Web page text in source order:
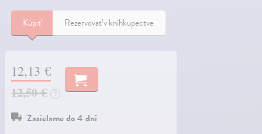
Kúpiť Rezervovať v kníhkupectve
12,13 €
12,50 €
?
Zasielame do 4 dní